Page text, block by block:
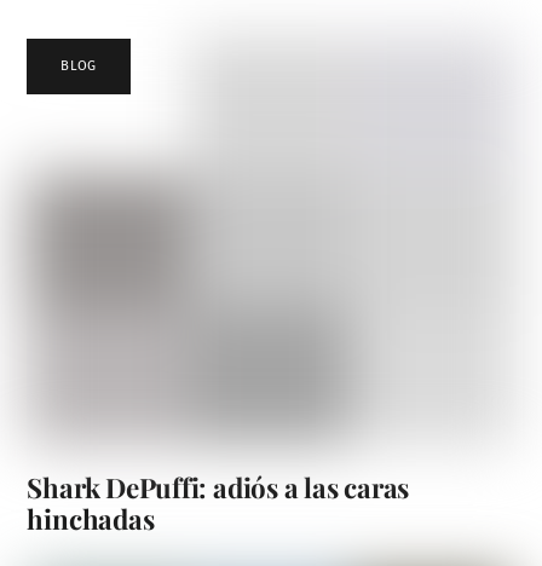
BLOG
Shark DePuffi: adiós a las caras
hinchadas